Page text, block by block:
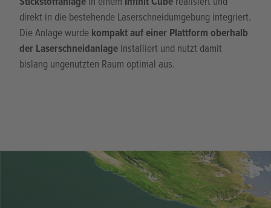
Zum Projekt
29. April 2025
direkt in die bestehende Laserschneidumgebung integriert.
kompakt auf einer Plattform oberhalb
installiert und nutzt damit